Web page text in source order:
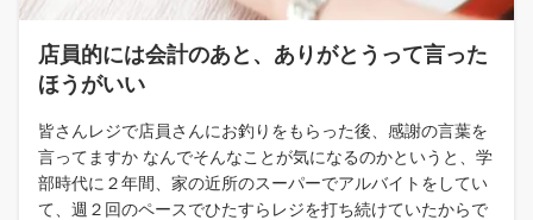
店員的には会計のあと、ありがとうって言った
ほうがいい
皆さんレジで店員さんにお釣りをもらった後、感謝の言葉を
言ってますか なんでそんなことが気になるのかというと、学
部時代に２年間、家の近所のスーパーでアルバイトをしてい
て、週２回のペースでひたすらレジを打ち続けていたからで